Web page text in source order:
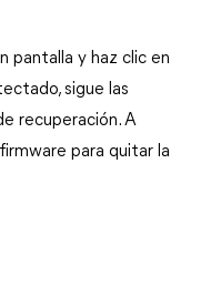
pantalla y haz clic en
sigue las
recuperación. A
para quitar la